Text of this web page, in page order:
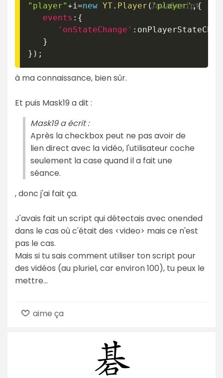
"player"+i =new YT. Player ('player',{
events : {
'onStateChange' :
}
} ) ;
à ma connaissance, bien sûr.
Et puis Mask19 a dit :
Mask19 a écrit :
Après la checkbox peut ne pas avoir de
lien direct avec la vidéo, l'utilisateur coche
seulement la case quand il a fait une
séance.
, donc j'ai fait ça.
J'avais fait un script qui détectais avec onended
dans le cas où c'était des <video> mais ce n'est
pas le cas.
Mais si tu sais comment utiliser ton script pour
des vidéos (au pluriel, car environ 100), tu peux le
mettre...
aime ça